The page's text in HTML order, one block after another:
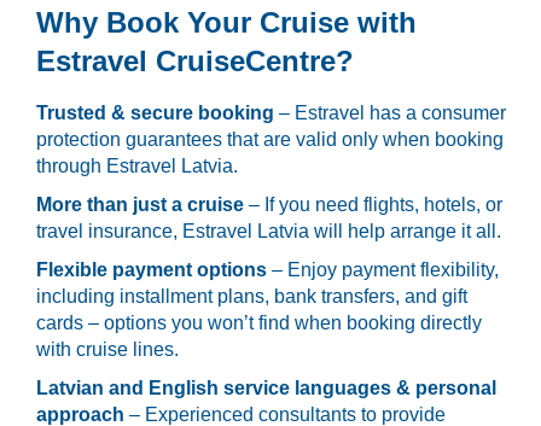
Why Book Your Cruise with
Estravel CruiseCentre?
Trusted & secure booking – Estravel has a consumer
protection guarantees that are valid only when booking
through Estravel Latvia.
More than just a cruise – If you need flights, hotels, or
travel insurance, Estravel Latvia will help arrange it all.
Flexible payment options – Enjoy payment flexibility,
including installment plans, bank transfers, and gift
cards – options you won’t find when booking directly
with cruise lines.
Latvian and English service languages & personal
approach – Experienced consultants to provide